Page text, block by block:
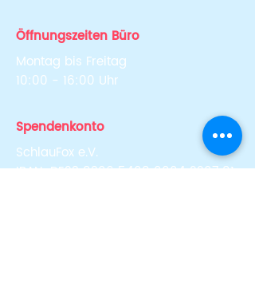
Öffnungszeiten Büro
Montag bis Freitag
10:00 - 16:00 Uhr
Spendenkonto
SchlauFox e.V.
IBAN: DE238306 5408 0004 220781